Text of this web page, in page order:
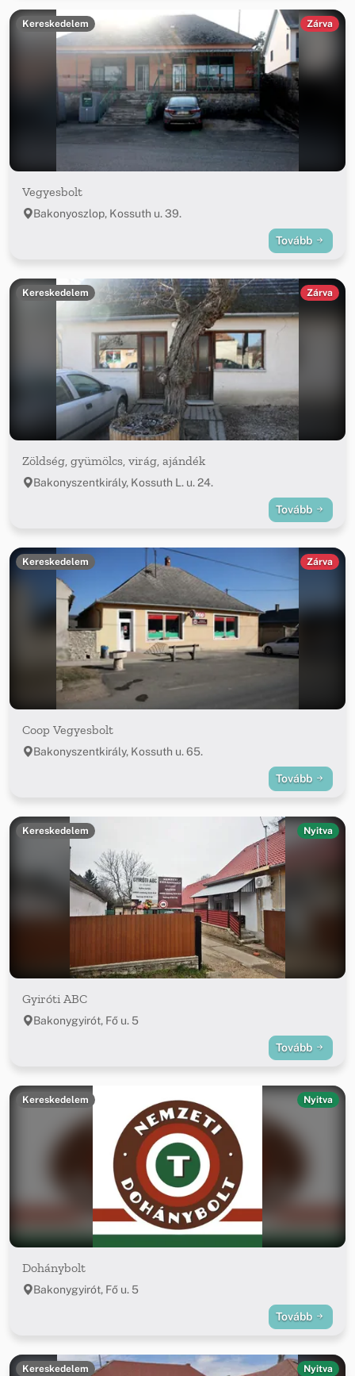
Kereskedelem Zárva
Vegyesbolt
Bakonyoszlop, Kossuth u. 39.
Tovább
Kereskedelem Zárva
Zöldség, gyümölcs, virág, ajándék
Bakonyszentkirály, Kossuth L. u. 24.
Tovább
Kereskedelem Zárva
Coop Vegyesbolt
Bakonyszentkirály, Kossuth u. 65.
Tovább
Kereskedelem Nyitva
Gyiróti ABC
Bakonygyirót, Fő u. 5
Tovább
Kereskedelem Nyitva
Dohánybolt
Bakonygyirót, Fő u. 5
Tovább
Kereskedelem Nyitva